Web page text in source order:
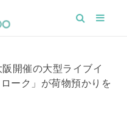
開催の大型ライブイ
ーク」が荷物預かりを